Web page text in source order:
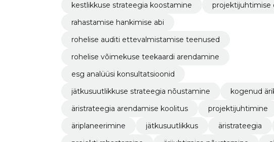
kestlikkuse strateegia koostamine
projektijuhtimise
rahastamise hankimise abi
rohelise auditi ettevalmistamise teenused
rohelise võimekuse teekaardi arendamine
esg analüüsi konsultatsioonid
jätkusuutlikkuse strateegia nõustamine
kogenud
äristrateegia arendamise koolitus
projektijuhtimine
äriplaneerimine
jätkusuutlikkus äristrateegia